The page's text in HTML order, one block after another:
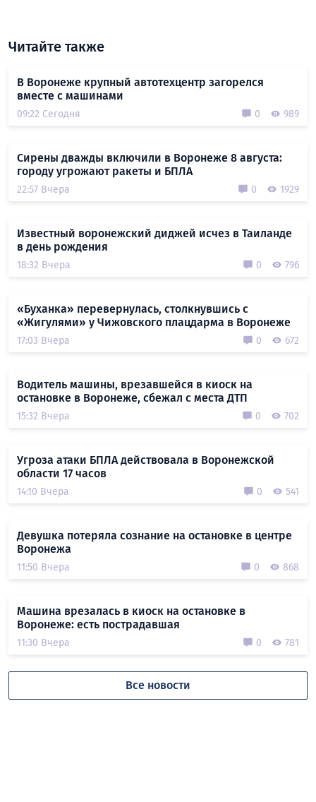
Читайте также
В Воронеже крупный автотехцентр загорелся
вместе с машинами
09:22 Сегодня 0 989
Сирены дважды включили в Воронеже 8 августа:
городу угрожают ракеты и БПЛА
22:57 Вчера 0 1929
Известный воронежский диджей исчез в Таиланде
в день рождения
18:32 Вчера 0 796
«Буханка» перевернулась, столкнувшись с
«Жигулями» у Чижовского плацдарма в Воронеже
17:03 Вчера 0 672
Водитель машины, врезавшейся в киоск на
остановке в Воронеже, сбежал с места ДТП
15:32 Вчера 0 702
Угроза атаки БПЛА действовала в Воронежской
области 17 часов
14:10 Вчера 0 541
Девушка потеряла сознание на остановке в центре
Воронежа
11:50 Вчера 0 868
Машина врезалась в киоск на остановке в
Воронеже: есть пострадавшая
11:30 Вчера 0 781
Все новости